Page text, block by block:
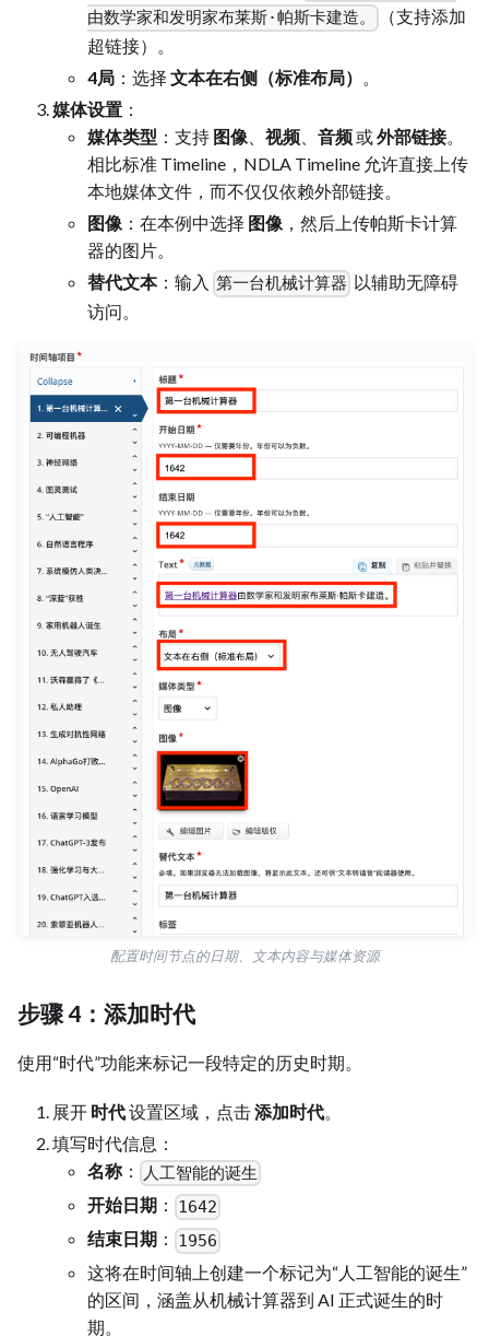
由数学家和发明家布莱斯·帕斯卡建造。
（支持添加
超链接）。
4局 ：选择 文本在右侧（标准布局）
媒体设置 ：
媒体类型 ：支持 图像 视频 音频或外部链接。
相比标准 Timeline，NDLA Timeline 允许直接上传
本地媒体文件，而不仅仅依赖外部链接。
图像 ：在本例中选择 图像 ，然后上传帕斯卡计算
器的图片。
替代文本：输入 第一台机械计算器 以辅助无障碍
访问。
配置时间节点的日期、文本内容与媒体资源
步骤 4：添加时代
使用“时代”功能来标记一段特定的历史时期。
展开 时代设置区域，点击添加时代。
填写时代信息：
名称： 人工智能的诞生
开始日期 ： 1642
结束日期 ： 1956
这将在时间轴上创建一个标记为“人工智能的诞生”
的区间，涵盖从机械计算器到 AI 正式诞生的时
期。